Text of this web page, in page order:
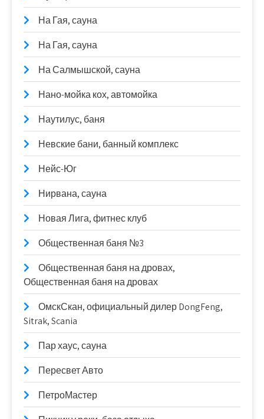
На Гая, сауна
На Гая, сауна
На Салмышской, сауна
Нано-мойка кох, автомойка
Наутилус, баня
Невские бани, банный комплекс
Нейс-Юг
Нирвана, сауна
Новая Лига, фитнес клуб
Общественная баня №3
Общественная баня на дровах,
Общественная баня на дровах
ОмскСкан, официальный дилер DongFeng,
Sitrak, Scania
Пар хаус, сауна
Пересвет Авто
ПетроМастер